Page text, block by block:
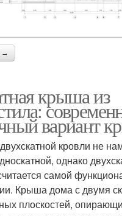
→
крыша из
вариант
кровли не
однако
самой
Крыша дома с двумя
плоскостей,